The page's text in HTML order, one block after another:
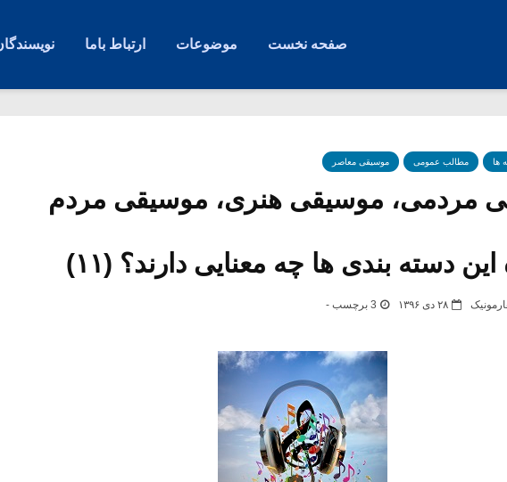
صفحه نخست موضوعات ارتباط باما
ها مطالب عمومی موسیقی معاصر
مردمی، موسیقی هنری، موسیقی مردم
این دسته بندی ها چه معنایی دارند؟ (۱۱)
۲۸ دی ۱۳۹۶ 3 برچسب -